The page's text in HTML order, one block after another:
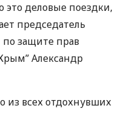
это деловые поездки,
председатель
защите прав
Александр
из всех отдохнувших